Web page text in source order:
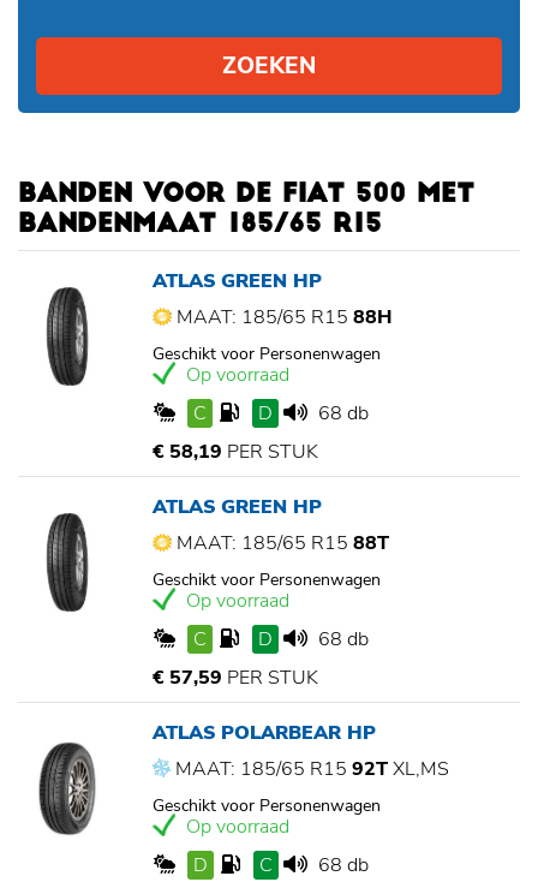
ZOEKEN
BANDEN VOOR DE FIAT 500 MET
BANDENMAAT 185/65 R15
ATLAS GREEN HP
MAAT: 185/65 R15 88H
Geschikt voor Personenwagen
Op voorraad
C
D
68 db
€ 58,19 PER STUK
ATLAS GREEN HP
MAAT: 185/65 R15 88T
Geschikt voor Personenwagen
Op voorraad
C
D
68 db
€ 57,59 PER STUK
ATLAS POLARBEAR HP
MAAT: 185/65 R15 92TXL,MS
Geschikt voor Personenwagen
Op voorraad
D
C
68 db